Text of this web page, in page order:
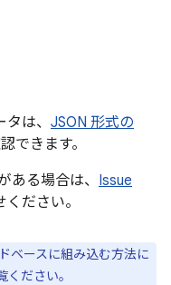
は、 JSON 形式の
できます。
ある場合は、 Issue
ださい。
ベースに組み込む方法に
ください。